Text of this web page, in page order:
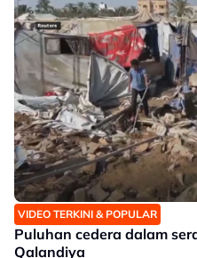
VIDEO TERKINI & POPULAR
Puluhan cedera dalam
Qalandiya